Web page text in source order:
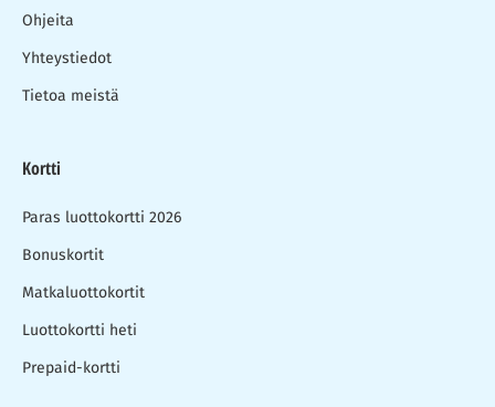
Ohjeita
Yhteystiedot
Tietoa meistä
Kortti
Paras luottokortti 2026
Bonuskortit
Matkaluottokortit
Luottokortti heti
Prepaid-kortti